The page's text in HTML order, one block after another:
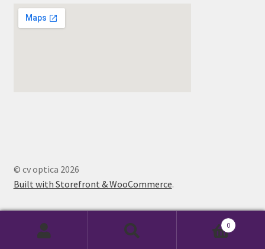
© cv optica 2026
Built with Storefront & WooCommerce.
0